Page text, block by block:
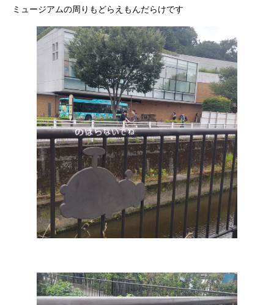
ミュージアムの周りもどらえもんだらけです